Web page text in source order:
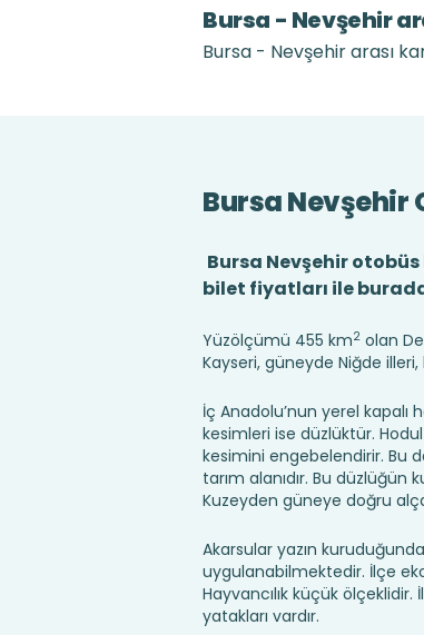
Bursa - Nevşehir
Bursa - Nevşehir arası
Bursa Nevşehir
Bursa Nevşehir
bilet fiyatları ile
Yüzölçümü 455 km2olan
Kayseri, güneyde Niğde
İç Anadolu’nun yerel kapalı
kesimleri ise düzlüktür. Hodul
kesimini engebelendirir. Bu
tarım alanıdır. Bu düzlüğün
Kuzeyden güneye doğru
Akarsular yazın
uygulanabilmektedir. İlçe
Hayvancılık küçük
yatakları vardır.